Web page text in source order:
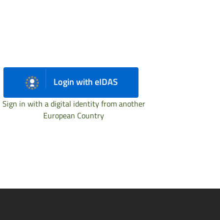
Login with eIDAS
Sign in with a digital identity from another
European Country